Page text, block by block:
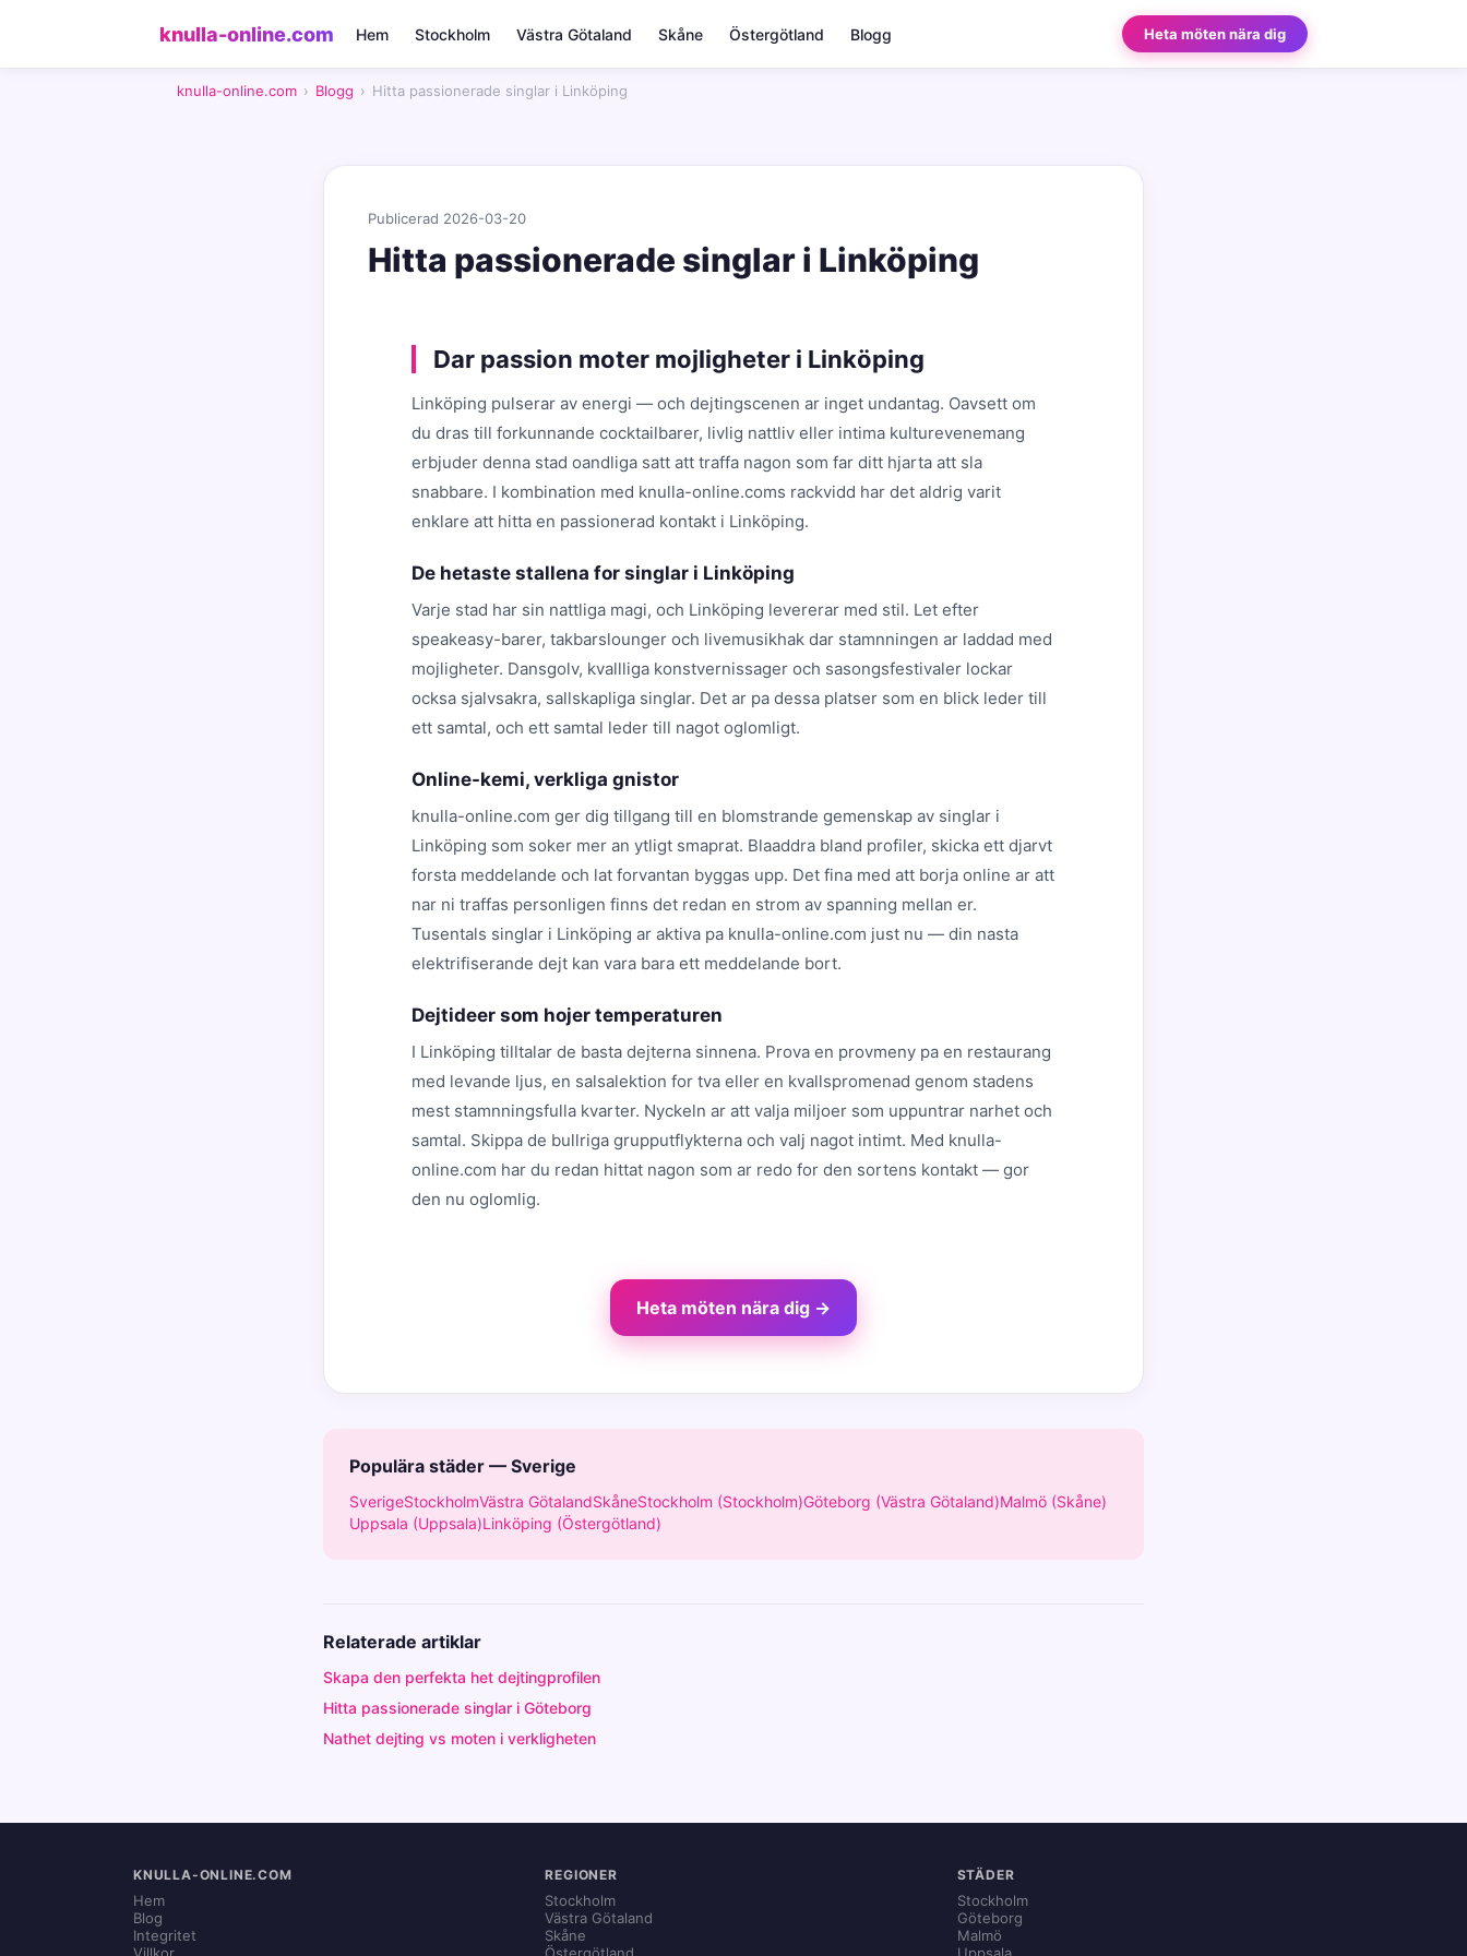
knulla-online.com Hem Stockholm Västra Götaland Skåne Östergötland Blogg Heta möten nära dig
knulla-online.com › Blogg › Hitta passionerade singlar i Linköping
Publicerad 2026-03-20
Hitta passionerade singlar i Linköping
Dar passion moter mojligheter i Linköping
Linköping pulserar av energi — och dejtingscenen ar inget undantag. Oavsett om
du dras till forkunnande cocktailbarer, livlig nattliv eller intima kulturevenemang
erbjuder denna stad oandliga satt att traffa nagon som far ditt hjarta att sla
snabbare. I kombination med knulla-online.coms rackvidd har det aldrig varit
enklare att hitta en passionerad kontakt i Linköping.
De hetaste stallena for singlar i Linköping
Varje stad har sin nattliga magi, och Linköping levererar med stil. Let efter
speakeasy-barer, takbarslounger och livemusikhak dar stamnningen ar laddad med
mojligheter. Dansgolv, kvallliga konstvernissager och sasongsfestivaler lockar
ocksa sjalvsakra, sallskapliga singlar. Det ar pa dessa platser som en blick leder till
ett samtal, och ett samtal leder till nagot oglomligt.
Online-kemi, verkliga gnistor
knulla-online.com ger dig tillgang till en blomstrande gemenskap av singlar i
Linköping som soker mer an ytligt smaprat. Blaaddra bland profiler, skicka ett djarvt
forsta meddelande och lat forvantan byggas upp. Det fina med att borja online ar att
nar ni traffas personligen finns det redan en strom av spanning mellan er.
Tusentals singlar i Linköping ar aktiva pa knulla-online.com just nu — din nasta
elektrifiserande dejt kan vara bara ett meddelande bort.
Dejtideer som hojer temperaturen
I Linköping tilltalar de basta dejterna sinnena. Prova en provmeny pa en restaurang
med levande ljus, en salsalektion for tva eller en kvallspromenad genom stadens
mest stamnningsfulla kvarter. Nyckeln ar att valja miljoer som uppuntrar narhet och
samtal. Skippa de bullriga grupputflykterna och valj nagot intimt. Med knulla-
online.com har du redan hittat nagon som ar redo for den sortens kontakt — gor
den nu oglomlig.
Heta möten nära dig →
Populära städer — Sverige
SverigeStockholmVästra GötalandSkåneStockholm (Stockholm)Göteborg (Västra Götaland)Malmö (Skåne)
Uppsala (Uppsala)Linköping (Östergötland)
Relaterade artiklar
Skapa den perfekta het dejtingprofilen
Hitta passionerade singlar i Göteborg
Nathet dejting vs moten i verkligheten
KNULLA-ONLINE.COM
Hem
Blog
Integritet
REGIONER
Stockholm
Västra Götaland
Skåne
STÄDER
Stockholm
Göteborg
Malmö